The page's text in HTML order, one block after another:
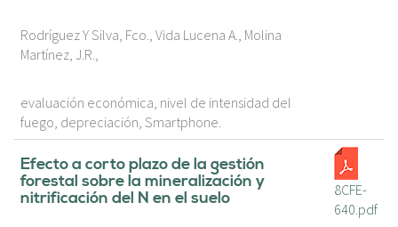
Rodríguez Y Silva, Fco., Vida Lucena A., Molina
Martínez, J.R.,
evaluación económica, nivel de intensidad del
fuego, depreciación, Smartphone.
Efecto a corto plazo de la gestión
forestal sobre la mineralización y
nitrificación del N en el suelo
8CFE-
640.pdf